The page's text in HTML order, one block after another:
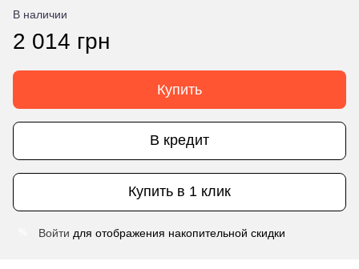
В наличии
2 014 грн
Купить
В кредит
Купить в 1 клик
Войти для отображения накопительной скидки